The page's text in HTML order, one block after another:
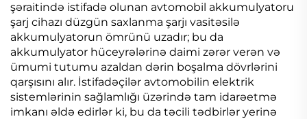
şəraitində istifadə olunan avtomobil akkumulyatoru
şarj cihazı düzgün saxlanma şarjı vasitəsilə
akkumulyatorun ömrünü uzadır; bu da
akkumulyator hüceyrələrinə daimi zərər verən və
ümumi tutumu azaldan dərin boşalma dövrlərini
qarşısını alır. İstifadəçilər avtomobilin elektrik
sistemlərinin sağlamlığı üzərində tam idarəetmə
imkanı əldə edirlər ki, bu da təcili tədbirlər yerinə